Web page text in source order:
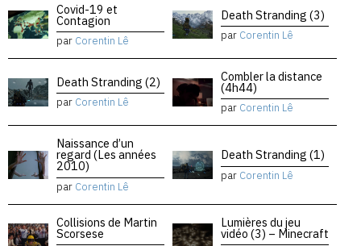
Covid-19 et
Contagion
par Corentin Lê
Death Stranding (3)
par Corentin Lê
Death Stranding (2)
par Corentin Lê
Combler la distance
(4h44)
par Corentin Lê
Naissance d’un
regard (Les années
2010)
par Corentin Lê
Death Stranding (1)
par Corentin Lê
Collisions de Martin
Scorsese
Lumières du jeu
vidéo (3) – Minecraft